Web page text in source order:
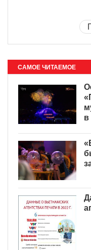
САМОЕ ЧИТАЕМОЕ
в